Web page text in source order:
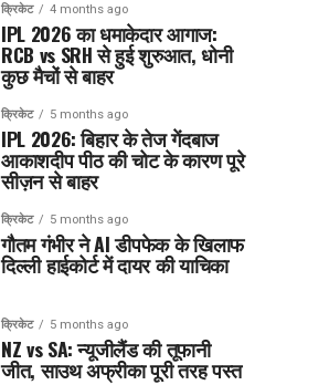
क्रिकेट 4 months ago
IPL 2026 का धमाकेदार आगाज:
RCB vs SRH से हुई शुरुआत, धोनी
कुछ मैचों से बाहर
क्रिकेट 5 months ago
IPL 2026: बिहार के तेज गेंदबाज
आकाशदीप पीठ की चोट के कारण पूरे
सीज़न से बाहर
क्रिकेट 5 months ago
गौतम गंभीर ने AI डीपफेक के खिलाफ
दिल्ली हाईकोर्ट में दायर की याचिका
क्रिकेट 5 months ago
NZ vs SA: न्यूजीलैंड की तूफानी
जीत, साउथ अफ्रीका पूरी तरह पस्त